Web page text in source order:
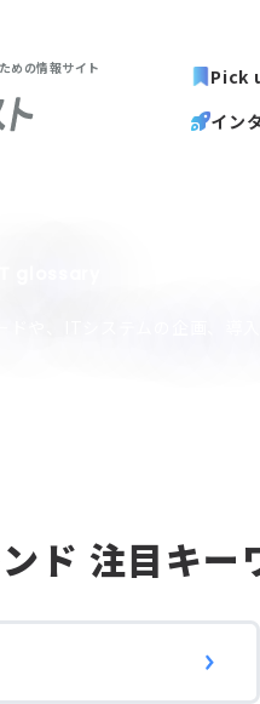
めの情報サイト Pick
イン
ドや、ITシステムの企画、導
ド 注目キー